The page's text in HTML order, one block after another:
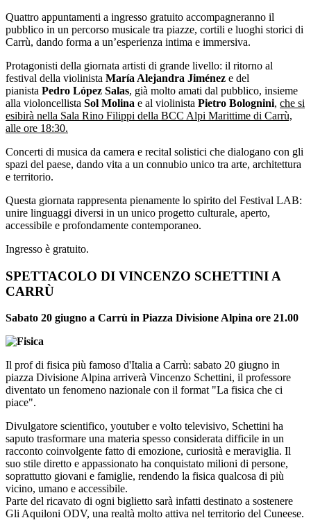
Quattro appuntamenti a ingresso gratuito accompagneranno il
pubblico in un percorso musicale tra piazze, cortili e luoghi storici di
Carrù, dando forma a un’esperienza intima e immersiva.
Protagonisti della giornata artisti di grande livello: il ritorno al
festival della violinista María Alejandra Jiménez e del
pianista Pedro López Salas, già molto amati dal pubblico, insieme
alla violoncellista Sol Molina e al violinista Pietro Bolognini, che si
esibirà nella Sala Rino Filippi della BCC Alpi Marittime di Carrù,
alle ore 18:30.
Concerti di musica da camera e recital solistici che dialogano con gli
spazi del paese, dando vita a un connubio unico tra arte, architettura
e territorio.
Questa giornata rappresenta pienamente lo spirito del Festival LAB:
unire linguaggi diversi in un unico progetto culturale, aperto,
accessibile e profondamente contemporaneo.
Ingresso è gratuito.
SPETTACOLO DI VINCENZO SCHETTINI A
CARRÙ
Sabato 20 giugno a Carrù in Piazza Divisione Alpina ore 21.00
Il prof di fisica più famoso d'Italia a Carrù: sabato 20 giugno in
piazza Divisione Alpina arriverà Vincenzo Schettini, il professore
diventato un fenomeno nazionale con il format "La fisica che ci
piace".
Divulgatore scientifico, youtuber e volto televisivo, Schettini ha
saputo trasformare una materia spesso considerata difficile in un
racconto coinvolgente fatto di emozione, curiosità e meraviglia. Il
suo stile diretto e appassionato ha conquistato milioni di persone,
soprattutto giovani e famiglie, rendendo la fisica qualcosa di più
vicino, umano e accessibile.
Parte del ricavato di ogni biglietto sarà infatti destinato a sostenere
Gli Aquiloni ODV, una realtà molto attiva nel territorio del Cuneese.